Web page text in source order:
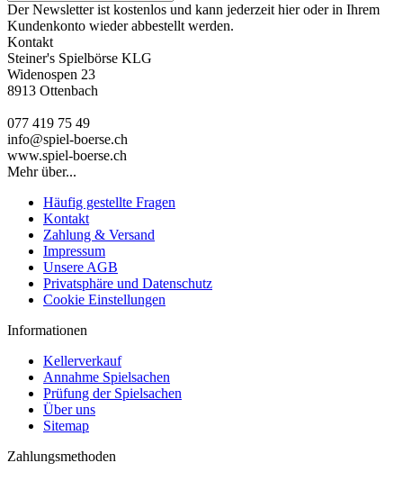
Der Newsletter ist kostenlos und kann jederzeit hier oder in Ihrem
Kundenkonto wieder abbestellt werden.
Kontakt
Steiner's Spielbörse KLG
Widenospen 23
8913 Ottenbach
077 419 75 49
info@spiel-boerse.ch
www.spiel-boerse.ch
Mehr über...
Häufig gestellte Fragen
Kontakt
Zahlung & Versand
Impressum
Unsere AGB
Privatsphäre und Datenschutz
Cookie Einstellungen
Informationen
Kellerverkauf
Annahme Spielsachen
Prüfung der Spielsachen
Über uns
Sitemap
Zahlungsmethoden